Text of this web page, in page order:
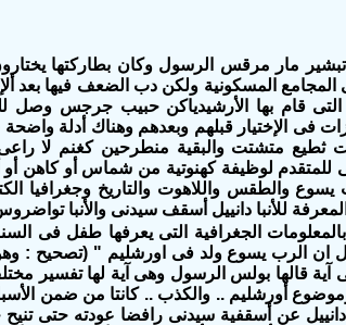
تبشير مار مرقس الرسول وكان بطاركتها
المجامع المسكونية ولكن دب الضعف فيها بعد
التى قام بها الأرشيدياكن حبيب جرجس وصل
فى الإختيار قبلهم وبعدهم وهناك أدلة واضحة
ثطيع متشتت والبقية منطرحين كغنم لا
لوظيفة كهنوتية من شماس أو كاهن أو
يسوع والطقس واللاهوت والتاريخ وجغرافيا
للأنبا دانييل أسقف سيدنى والأنبا
بالمعلومات الجغرافية التى يعرفها طفل فى
ان الرب يسوع ولد فى اورشليم " (تصحيح :
آية قالها بولس الرسول وهى آية لها تفسير
هو كذاب أبو كل كذاب(يو 8: 44) وموضوع أورشليم .. والكذب .. كانتا
دانييل عن أسقفية سيدنى رافضا عودته حتى